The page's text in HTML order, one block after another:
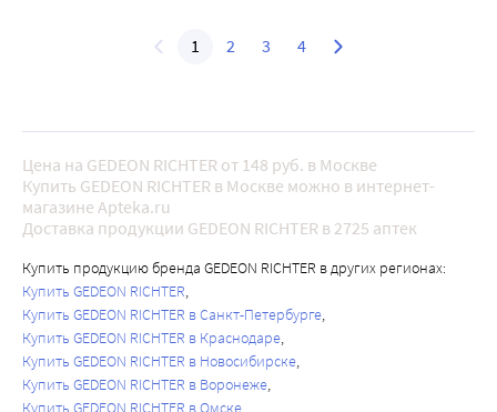
1 2 3 4
Цена на GEDEON RICHTER от 148 руб. в Москве
Купить GEDEON RICHTER в Москве можно в интернет-
магазине Apteka.ru
Доставка продукции GEDEON RICHTER в 2725 аптек
Купить продукцию бренда GEDEON RICHTER в других регионах:
Купить GEDEON RICHTER
Купить GEDEON RICHTER в Санкт-Петербурге
Купить GEDEON RICHTER в Краснодаре
Купить GEDEON RICHTER в Новосибирске
Купить GEDEON RICHTER в Воронеже
Купить GEDEON RICHTER в Омске